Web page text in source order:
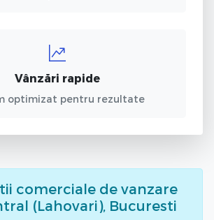
Vânzări rapide
optimizat pentru rezultate
comerciale de vanzare
(Lahovari), Bucuresti